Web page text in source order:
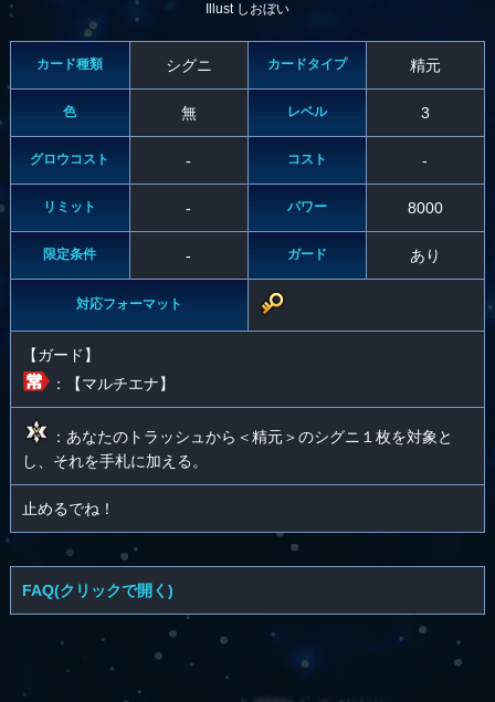
Illust しおぼい
カード種類 シグニ カードタイプ 精元
色 無 レベル 3
グロウコスト - コスト -
リミット - パワー 8000
限定条件 - ガード あり
対応フォーマット
【ガード】
：【マルチエナ】
：あなたのトラッシュから＜精元＞のシグニ１枚を対象と
し、それを手札に加える。
止めるでね！
FAQ(クリックで開く)